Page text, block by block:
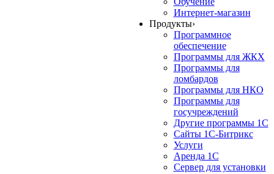
Интернет-магазин
Продукты›
Программное
обеспечение
Программы для ЖКХ
Программы для
ломбардов
Программы для НКО
Программы для
госучреждений
Другие программы 1С
Сайты 1С-Битрикс
Услуги
Аренда 1С
Сервер для установки